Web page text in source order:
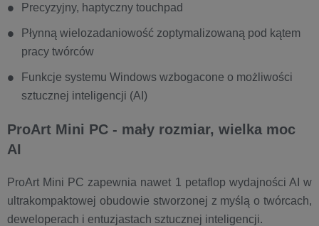
Precyzyjny, haptyczny touchpad
Płynną wielozadaniowość zoptymalizowaną pod kątem
pracy twórców
Funkcje systemu Windows wzbogacone o możliwości
sztucznej inteligencji (AI)
ProArt Mini PC - mały rozmiar, wielka moc
AI
ProArt Mini PC zapewnia nawet 1 petaflop wydajności AI w
ultrakompaktowej obudowie stworzonej z myślą o twórcach,
deweloperach i entuzjastach sztucznej inteligencji.